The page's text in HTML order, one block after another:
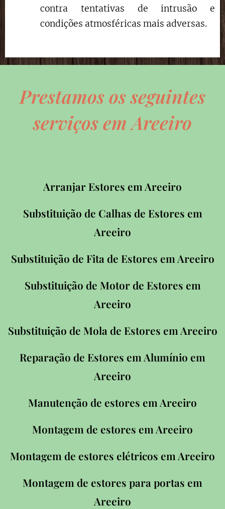
contra tentativas de intrusão e
condições atmosféricas mais adversas.
Prestamos os seguintes
serviços em Areeiro
Arranjar Estores em Areeiro
Substituição de Calhas de Estores em
Areeiro
Substituição de Fita de Estores em Areeiro
Substituição de Motor de Estores em
Areeiro
Substituição de Mola de Estores em Areeiro
Reparação de Estores em Alumínio em
Areeiro
Manutenção de estores em Areeiro
Montagem de estores em Areeiro
Montagem de estores elétricos em Areeiro
Montagem de estores para portas em
Areeiro